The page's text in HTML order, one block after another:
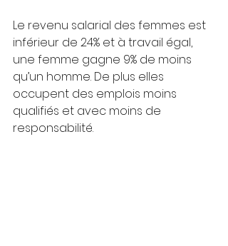
Le revenu salarial des femmes est
inférieur de 24% et à travail égal,
une femme gagne 9% de moins
qu’un homme. De plus elles
occupent des emplois moins
qualifiés et avec moins de
responsabilité.